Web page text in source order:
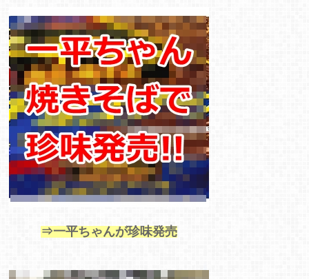
⇒一平ちゃんが珍味発売